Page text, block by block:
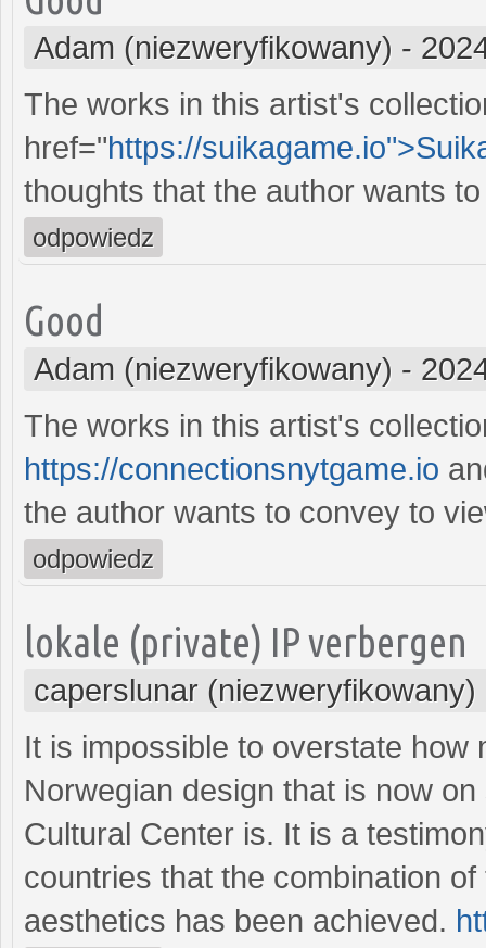
Adam (niezweryfikowany) -
The works in this artist's
href="https://
thoughts that the author wants
odpowiedz
Good
Adam (niezweryfikowany) -
The works in this artist's
https://connectionsnytgame.io
the author wants to convey to
odpowiedz
lokale (private) IP verbergen
caperslunar (niezweryfikowany)
It is impossible to overstate how
Norwegian design that is now
Cultural Center is. It is a
countries that the combination
aesthetics has been achieved.